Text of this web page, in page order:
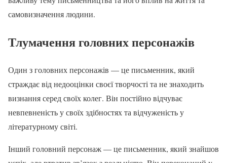
самовизначення людини.
Тлумачення головних персонажів
Один з головних персонажів — це письменник, який
страждає від недооцінки своєї творчості та не знаходить
визнання серед своїх колег. Він постійно відчуває
невпевненість у своїх здібностях та відчуженість у
літературному світі.
Інший головний персонаж — це письменник, який знайшов